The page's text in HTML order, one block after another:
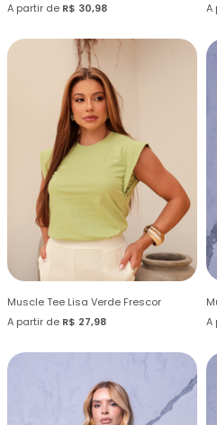
A partir de R$ 30,98
A
Muscle Tee Lisa Verde Frescor
A partir de R$ 27,98
A